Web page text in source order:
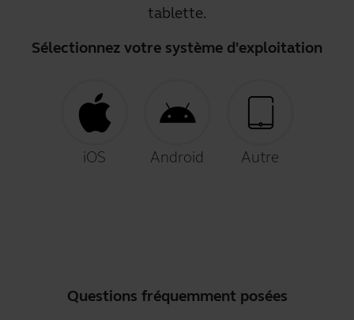
tablette.
Sélectionnez votre système d'exploitation
iOS Android Autre
Questions fréquemment posées